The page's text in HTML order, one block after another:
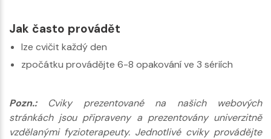
Jak často provádět
lze cvičit každý den
zpočátku provádějte 6-8 opakování ve 3 sériích
Pozn.: Cviky prezentované na našich webových
stránkách jsou připraveny a prezentovány univerzitně
vzdělanými fyzioterapeuty. Jednotlivé cviky provádějte